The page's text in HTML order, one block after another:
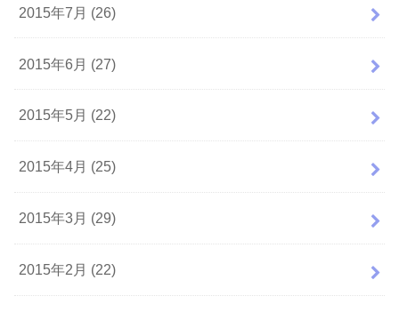
2015年7月 (26)
2015年6月 (27)
2015年5月 (22)
2015年4月 (25)
2015年3月 (29)
2015年2月 (22)